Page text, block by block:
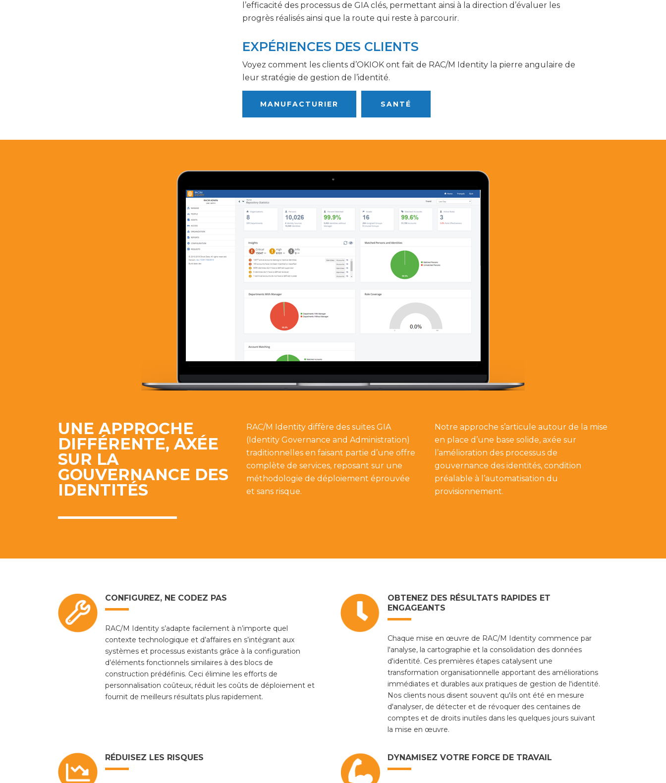
l’efficacité des processus de GIA clés, permettant ainsi à la direction d’évaluer les
progrès réalisés ainsi que la route qui reste à parcourir.
EXPÉRIENCES DES CLIENTS
Voyez comment les clients d’OKIOK ont fait de RAC/M Identity la pierre angulaire de
leur stratégie de gestion de l’identité.
MANUFACTURIER SANTÉ
UNE APPROCHE
DIFFÉRENTE, AXÉE
SUR LA
GOUVERNANCE DES
IDENTITÉS
RAC/M Identity diffère des suites GIA
(Identity Governance and Administration)
traditionnelles en faisant partie d’une offre
complète de services, reposant sur une
méthodologie de déploiement éprouvée
et sans risque.
Notre approche s’articule autour de la mise
en place d’une base solide, axée sur
l’amélioration des processus de
gouvernance des identités, condition
préalable à l’automatisation du
provisionnement.
CONFIGUREZ, NE CODEZ PAS
RAC/M Identity s’adapte facilement à n’importe quel
contexte technologique et d’affaires en s’intégrant aux
systèmes et processus existants grâce à la configuration
d’éléments fonctionnels similaires à des blocs de
construction prédéfinis. Ceci élimine les efforts de
personnalisation coûteux, réduit les coûts de déploiement et
fournit de meilleurs résultats plus rapidement.
OBTENEZ DES RÉSULTATS RAPIDES ET
ENGAGEANTS
Chaque mise en œuvre de RAC/M Identity commence par
l'analyse, la cartographie et la consolidation des données
d'identité. Ces premières étapes catalysent une
transformation organisationnelle apportant des améliorations
immédiates et durables aux pratiques de gestion de l'identité.
Nos clients nous disent souvent qu'ils ont été en mesure
d'analyser, de détecter et de révoquer des centaines de
comptes et de droits inutiles dans les quelques jours suivant
la mise en œuvre.
RÉDUISEZ LES RISQUES DYNAMISEZ VOTRE FORCE DE TRAVAIL